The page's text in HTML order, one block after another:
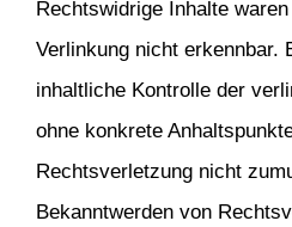
Rechtswidrige Inhalte
Verlinkung nicht erkennbar.
inhaltliche Kontrolle der
ohne konkrete
Rechtsverletzung nicht
Bekanntwerden von